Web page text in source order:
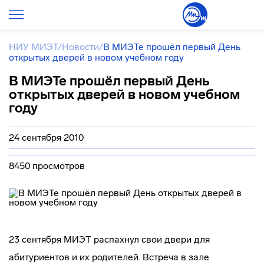
НИУ МИЭТ/Новости/В МИЭТе прошёл первый День
открытых дверей в новом учебном году
В МИЭТе прошёл первый День
открытых дверей в новом учебном
году
24 сентября 2010
8450 просмотров
23 сентября МИЭТ распахнул свои двери для
абитуриентов и их родителей. Встреча в зале